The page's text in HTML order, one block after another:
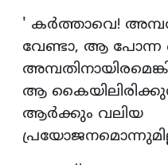
' കര്‍ത്താവെ!
വേണ്ടാ, ആ
ആ
ആര്‍ക്കും വലിയ